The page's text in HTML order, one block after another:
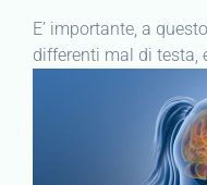
E’ importante, a
differenti mal di testa,